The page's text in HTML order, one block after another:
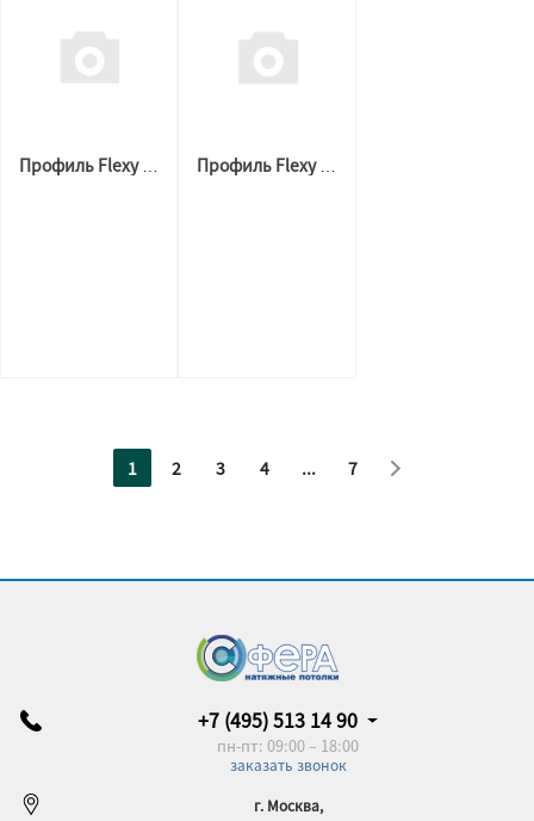
Профиль Flexy 3887 BORZZ KARNIZ P45 (2,2м.п) Белый Профиль Flexy 3887 BORZZ KARNIZ P45 (2,5 м.п) Чёрный
1 2 3 4 ... 7
+7 (495) 513 14 90
пн-пт: 09:00 – 18:00
заказать звонок
г. Москва,